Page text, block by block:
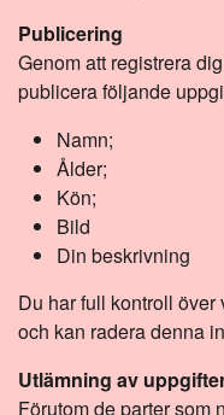
Publicering
Genom att registrera
publicera följande
Namn;
Ålder;
Kön;
Bild
Din beskrivning
Du har full kontroll
och kan radera denna
Utlämning av
Förutom de parter som